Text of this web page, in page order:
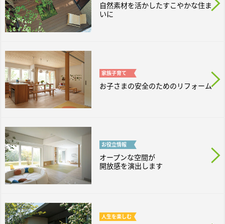
自然素材を活かしたすこやかな住ま
いに
家族子育て
お子さまの安全のためのリフォーム
お役立情報
オープンな空間が
開放感を演出します
人生を楽しむ